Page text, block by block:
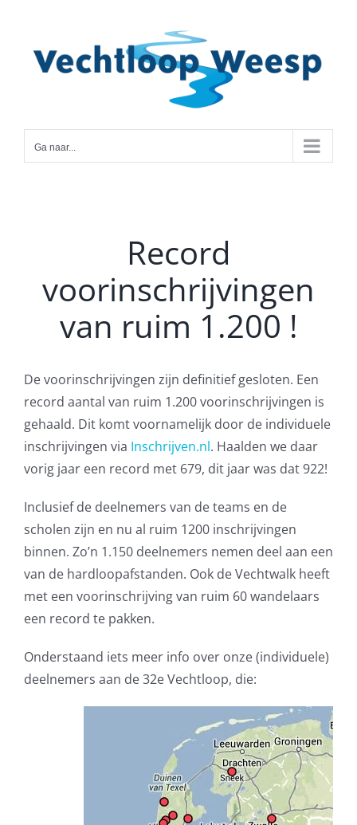
inhoud
Ga naar...
Record
voorinschrijvingen
van ruim 1.200 !
De voorinschrijvingen zijn definitief gesloten. Een
record aantal van ruim 1.200 voorinschrijvingen is
gehaald. Dit komt voornamelijk door de individuele
inschrijvingen via Inschrijven.nl. Haalden we daar
vorig jaar een record met 679, dit jaar was dat 922!
Inclusief de deelnemers van de teams en de
scholen zijn en nu al ruim 1200 inschrijvingen
binnen. Zo’n 1.150 deelnemers nemen deel aan een
van de hardloopafstanden. Ook de Vechtwalk heeft
met een voorinschrijving van ruim 60 wandelaars
een record te pakken.
Onderstaand iets meer info over onze (individuele)
deelnemers aan de 32e Vechtloop, die: